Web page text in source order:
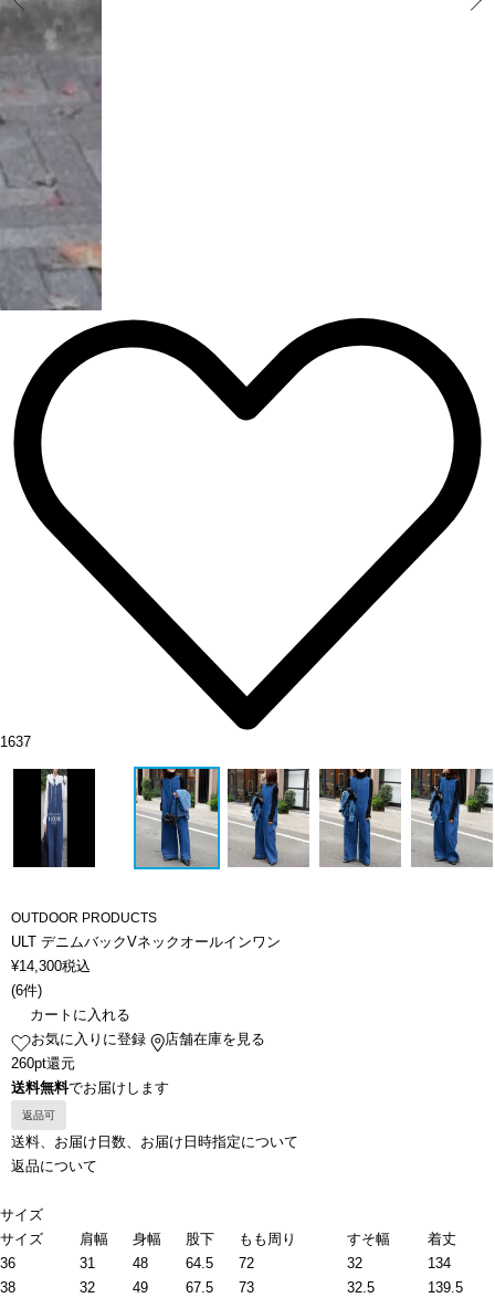
1637
OUTDOOR PRODUCTS
ULT デニムバックVネックオールインワン
¥14,300税込
(6件)
カートに入れる
お気に入りに登録
店舗在庫を見る
260pt還元
送料無料でお届けします
返品可
送料、お届け日数、お届け日時指定について
返品について
サイズ
サイズ
肩幅 身幅 股下 もも周り すそ幅
着丈
36
31 48 64.5 72 32
134
38
32 49 67.5 73 32.5
139.5